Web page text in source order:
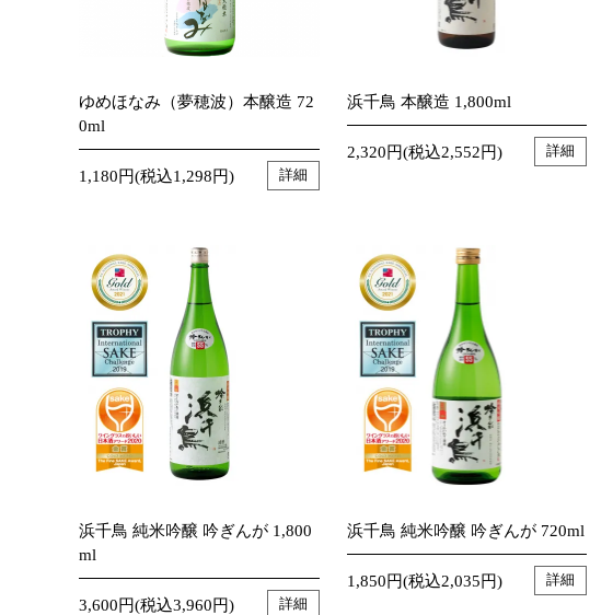
ゆめほなみ（夢穂波）本醸造 72
0ml
1,180円(税込1,298円) 詳細
浜千鳥 本醸造 1,800ml
2,320円(税込2,552円) 詳細
浜千鳥 純米吟醸 吟ぎんが 1,800
ml
3,600円(税込3,960円) 詳細
浜千鳥 純米吟醸 吟ぎんが 720ml
1,850円(税込2,035円) 詳細